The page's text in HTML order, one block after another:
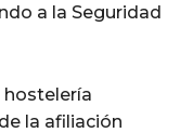
a la Seguridad
hostelería
la afiliación